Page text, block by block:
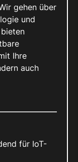
gehen über
und
Ihre
auch
für IoT-